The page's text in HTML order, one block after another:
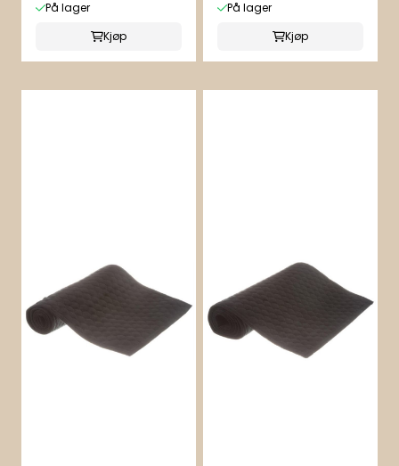
På lager
Kjøp
På lager
Kjøp